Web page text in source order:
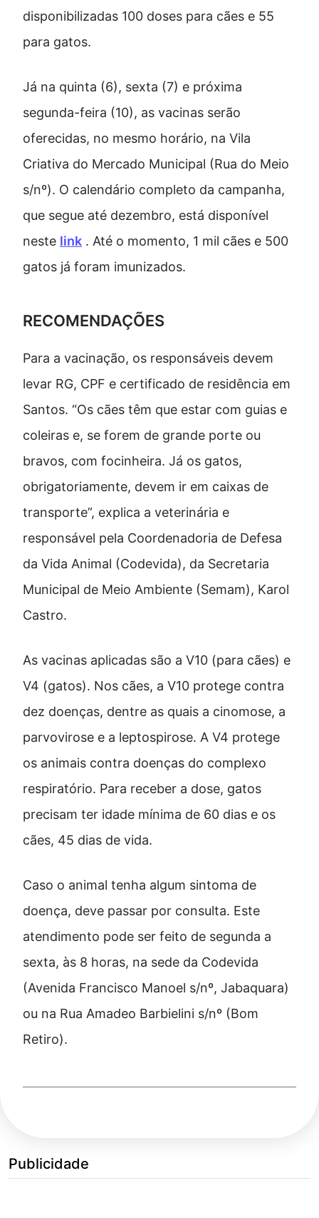
disponibilizadas 100 doses para cães e 55
para gatos.
Já na quinta (6), sexta (7) e próxima
segunda-feira (10), as vacinas serão
oferecidas, no mesmo horário, na Vila
Criativa do Mercado Municipal (Rua do Meio
s/nº). O calendário completo da campanha,
que segue até dezembro, está disponível
neste link . Até o momento, 1 mil cães e 500
gatos já foram imunizados.
RECOMENDAÇÕES
Para a vacinação, os responsáveis devem
levar RG, CPF e certificado de residência em
Santos. “Os cães têm que estar com guias e
coleiras e, se forem de grande porte ou
bravos, com focinheira. Já os gatos,
obrigatoriamente, devem ir em caixas de
transporte”, explica a veterinária e
responsável pela Coordenadoria de Defesa
da Vida Animal (Codevida), da Secretaria
Municipal de Meio Ambiente (Semam), Karol
Castro.
As vacinas aplicadas são a V10 (para cães) e
V4 (gatos). Nos cães, a V10 protege contra
dez doenças, dentre as quais a cinomose, a
parvovirose e a leptospirose. A V4 protege
os animais contra doenças do complexo
respiratório. Para receber a dose, gatos
precisam ter idade mínima de 60 dias e os
cães, 45 dias de vida.
Caso o animal tenha algum sintoma de
doença, deve passar por consulta. Este
atendimento pode ser feito de segunda a
sexta, às 8 horas, na sede da Codevida
(Avenida Francisco Manoel s/nº, Jabaquara)
ou na Rua Amadeo Barbielini s/nº (Bom
Retiro).
Publicidade